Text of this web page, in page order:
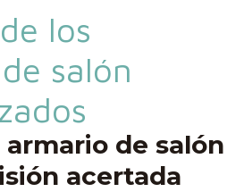
los
salón
de salón
acertada